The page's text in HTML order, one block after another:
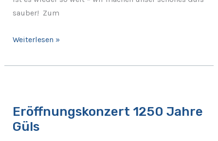
sauber! Zum
Weiterlesen »
Eröffnungskonzert 1250 Jahre
Güls
Jahre
Güls